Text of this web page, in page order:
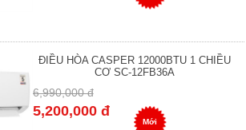
ĐIỀU HÒA CASPER 12000BTU 1 CHIỀU
CƠ SC-12FB36A
6,990,000 đ
5,200,000 đ
Mới